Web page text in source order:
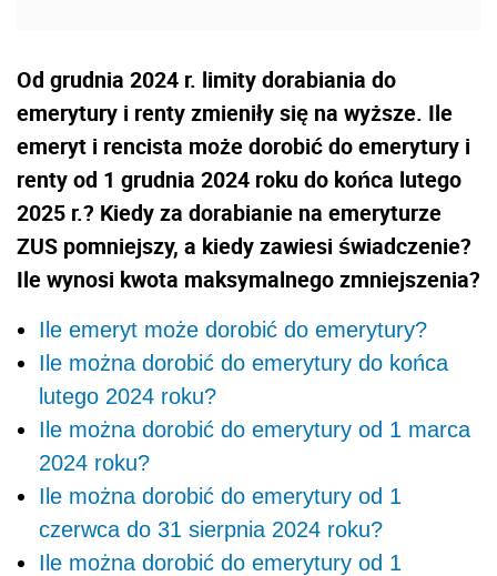
Od grudnia 2024 r. limity dorabiania do
emerytury i renty zmieniły się na wyższe. Ile
emeryt i rencista może dorobić do emerytury i
renty od 1 grudnia 2024 roku do końca lutego
2025 r.? Kiedy za dorabianie na emeryturze
ZUS pomniejszy, a kiedy zawiesi świadczenie?
Ile wynosi kwota maksymalnego zmniejszenia?
Ile emeryt może dorobić do emerytury?
Ile można dorobić do emerytury do końca
lutego 2024 roku?
Ile można dorobić do emerytury od 1 marca
2024 roku?
Ile można dorobić do emerytury od 1
czerwca do 31 sierpnia 2024 roku?
Ile można dorobić do emerytury od 1